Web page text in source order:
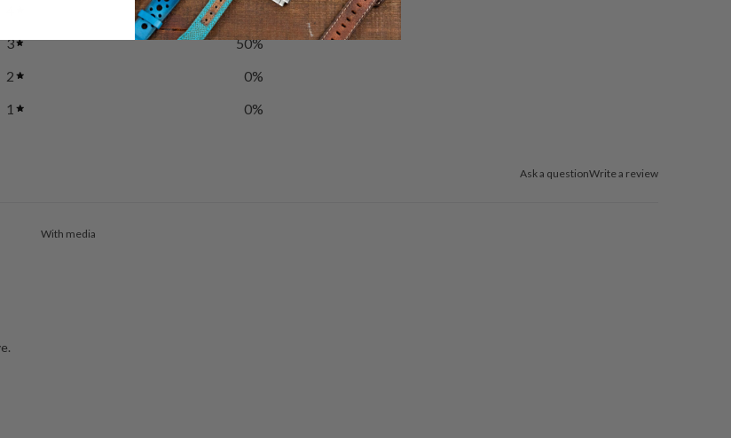
0 %
3
50%
2
0%
1
0%
Ask a questionWrite a review
With media